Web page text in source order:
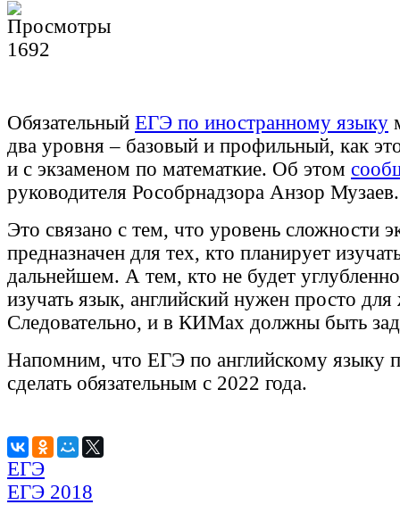
1692
Обязательный ЕГЭ по иностранному языку
два уровня – базовый и профильный, как
и с экзаменом по математкие. Об этом
руководителя Рособрнадзора Анзор Музаев.
Это связано с тем, что уровень сложности
предназначен для тех, кто планирует
дальнейшем. А тем, кто не будет
изучать язык, английский нужен просто
Следовательно, и в КИМах должны быть
Напомним, что ЕГЭ по английскому языку
сделать обязательным с 2022 года.
ЕГЭ
ЕГЭ 2018